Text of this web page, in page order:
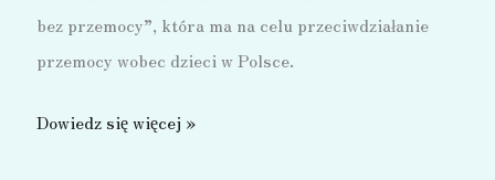
bez przemocy”, która ma na celu przeciwdziałanie
przemocy wobec dzieci w Polsce.
Dzieciństwo
Dowiedz się więcej »